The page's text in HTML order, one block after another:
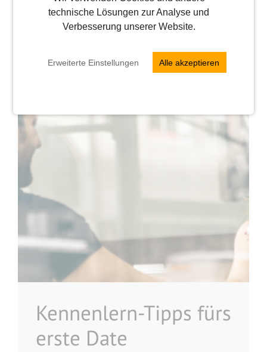
technische Lösungen zur Analyse und
Verbesserung unserer Website.
Erweiterte Einstellungen Alle akzeptieren
Kennenlern-Tipps fürs
erste Date